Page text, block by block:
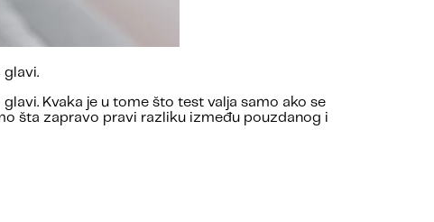
glavi.
Kvaka je u tome što test valja samo ako se
šta zapravo pravi razliku između pouzdanog i